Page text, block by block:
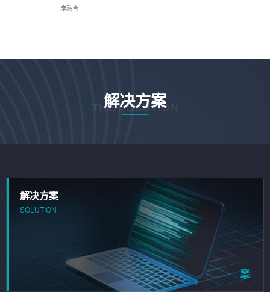
度融合
解决方案
THE SOLUTION
解决方案
SOLUTION